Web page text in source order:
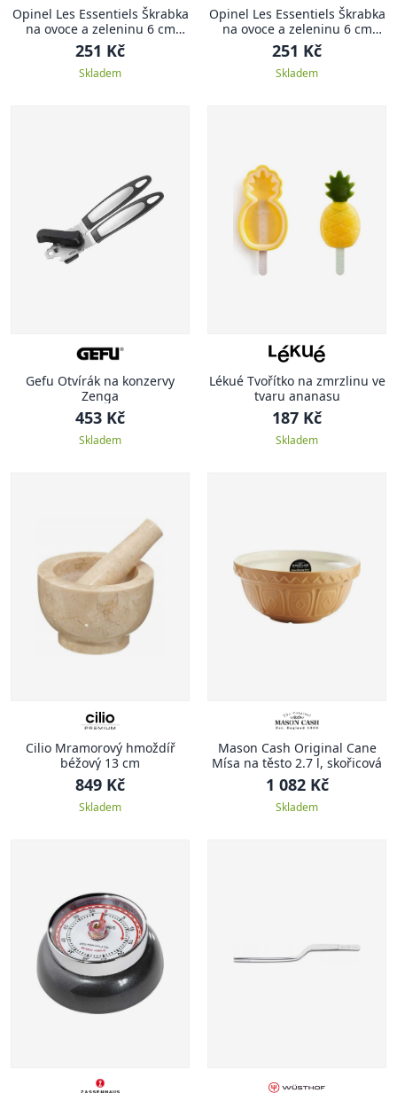
Opinel Les Essentiels Škrabka
na ovoce a zeleninu 6 cm
N°115 modrá
251 Kč
Skladem
Opinel Les Essentiels Škrabka
na ovoce a zeleninu 6 cm
N°115 zelená
251 Kč
Skladem
Gefu Otvírák na konzervy
Zenga
453 Kč
Skladem
Lékué Tvořítko na zmrzlinu ve
tvaru ananasu
187 Kč
Skladem
Cilio Mramorový hmoždíř
béžový 13 cm
849 Kč
Skladem
Mason Cash Original Cane
Mísa na těsto 2.7 l, skořicová
1 082 Kč
Skladem